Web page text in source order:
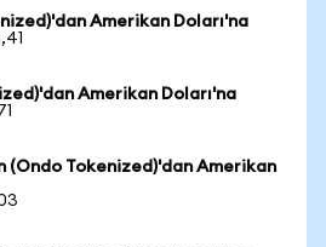
Amerikan Doları'na
Amerikan Doları'na
(Ondo Tokenized)'dan Amerikan